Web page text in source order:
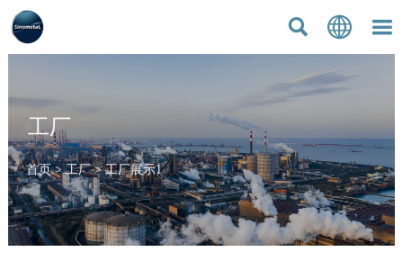
  
工厂
首页>工厂>工厂展示1